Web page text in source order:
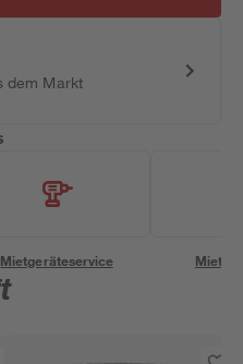
dem Markt
Mietgeräteservice